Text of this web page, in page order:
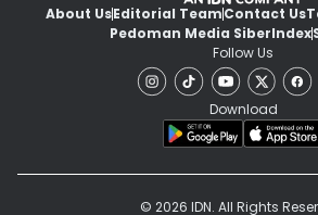
About UsEditorial TeamContact Us
Pedoman Media SiberIndex
Follow Us
Download
© 2026 IDN. All Rights